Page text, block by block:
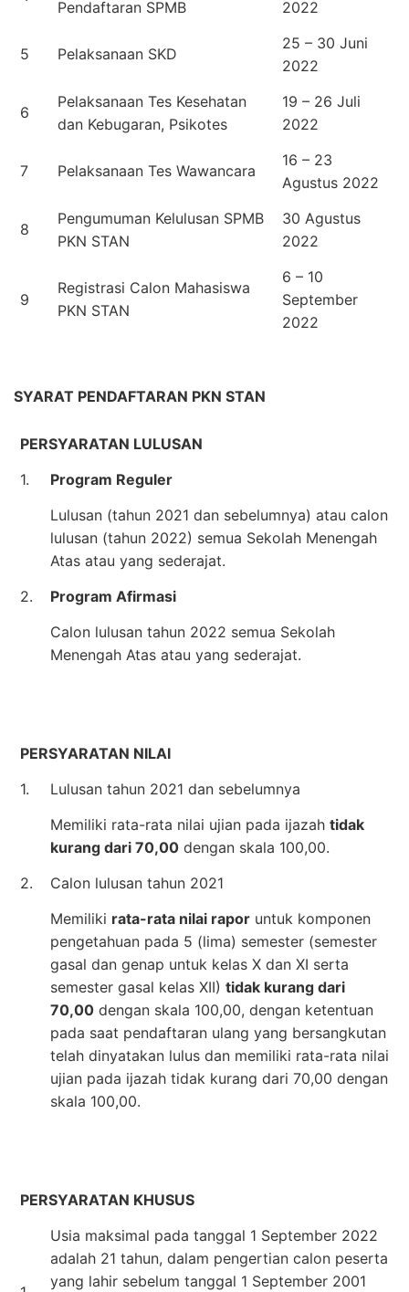
Pendaftaran SPMB
2022
5 Pelaksanaan SKD
25 – 30 Juni
2022
6
Pelaksanaan Tes Kesehatan
dan Kebugaran, Psikotes
19 – 26 Juli
2022
7 Pelaksanaan Tes Wawancara
16 – 23
Agustus 2022
8
Pengumuman Kelulusan SPMB
PKN STAN
30 Agustus
2022
9
Registrasi Calon Mahasiswa
PKN STAN
6 – 10
September
2022
SYARAT PENDAFTARAN PKN STAN
PERSYARATAN LULUSAN
1.
Program Reguler
Lulusan (tahun 2021 dan sebelumnya) atau calon
lulusan (tahun 2022) semua Sekolah Menengah
Atas atau yang sederajat.
2.
Program Afirmasi
Calon lulusan tahun 2022 semua Sekolah
Menengah Atas atau yang sederajat.
PERSYARATAN NILAI
1.
Lulusan tahun 2021 dan sebelumnya
Memiliki rata-rata nilai ujian pada ijazah tidak
kurang dari 70,00 dengan skala 100,00.
2.
Calon lulusan tahun 2021
Memiliki rata-rata nilai rapor untuk komponen
pengetahuan pada 5 (lima) semester (semester
gasal dan genap untuk kelas X dan XI serta
semester gasal kelas XII) tidak kurang dari
70,00 dengan skala 100,00, dengan ketentuan
pada saat pendaftaran ulang yang bersangkutan
telah dinyatakan lulus dan memiliki rata-rata nilai
ujian pada ijazah tidak kurang dari 70,00 dengan
skala 100,00.
PERSYARATAN KHUSUS
Usia maksimal pada tanggal 1 September 2022
adalah 21 tahun, dalam pengertian calon peserta
yang lahir sebelum tanggal 1 September 2001